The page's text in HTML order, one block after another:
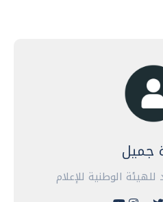
جميل
الوطنية للإعلام